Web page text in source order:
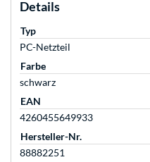
Details
Typ
PC-Netzteil
Farbe
schwarz
EAN
4260455649933
Hersteller-Nr.
88882251